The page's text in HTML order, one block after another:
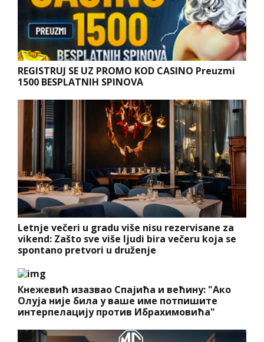
REGISTRUJ SE UZ PROMO KOD CASINO Preuzmi
1500 BESPLATNIH SPINOVA
Letnje večeri u gradu više nisu rezervisane za
vikend: Zašto sve više ljudi bira večeru koja se
spontano pretvori u druženje
Кнежевић изазвао Спајића и већину: "Ако
Олуја није била у ваше име потпишите
интерпелацију против Ибрахимовића"